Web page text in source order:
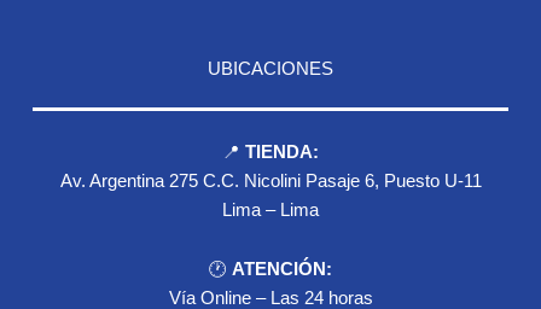
UBICACIONES
📍 TIENDA:
Av. Argentina 275 C.C. Nicolini Pasaje 6, Puesto U-11
Lima – Lima
🕐 ATENCIÓN:
Vía Online – Las 24 horas